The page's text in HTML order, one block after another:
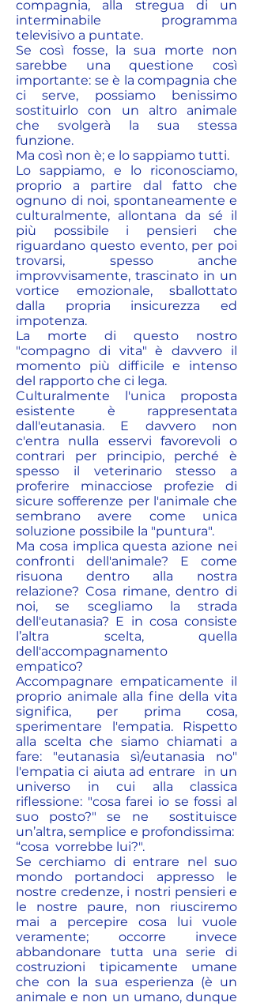
compagnia, alla stregua di un
interminabile programma
televisivo a puntate.
Se così fosse, la sua morte non
sarebbe una questione così
importante: se è la compagnia che
ci serve, possiamo benissimo
sostituirlo con un altro animale
che svolgerà la sua stessa
funzione.
Ma così non è; e lo sappiamo tutti.
Lo sappiamo, e lo riconosciamo,
proprio a partire dal fatto che
ognuno di noi, spontaneamente e
culturalmente, allontana da sé il
più possibile i pensieri che
riguardano questo evento, per poi
trovarsi, spesso anche
improvvisamente, trascinato in un
vortice emozionale, sballottato
dalla propria insicurezza ed
impotenza.
La morte di questo nostro
"compagno di vita" è davvero il
momento più difficile e intenso
del rapporto che ci lega.
Culturalmente l'unica proposta
esistente è rappresentata
dall'eutanasia. E davvero non
c'entra nulla esservi favorevoli o
contrari per principio, perché è
spesso il veterinario stesso a
proferire minacciose profezie di
sicure sofferenze per l'animale che
sembrano avere come unica
soluzione possibile la "puntura".
Ma cosa implica questa azione nei
confronti dell'animale? E come
risuona dentro alla nostra
relazione? Cosa rimane, dentro di
noi, se scegliamo la strada
dell'eutanasia? E in cosa consiste
l’altra scelta, quella
dell'accompagnamento
empatico?
Accompagnare empaticamente il
proprio animale alla fine della vita
significa, per prima cosa,
sperimentare l'empatia. Rispetto
alla scelta che siamo chiamati a
fare: "eutanasia sì/eutanasia no"
l'empatia ci aiuta ad entrare in un
universo in cui alla classica
riflessione: "cosa farei io se fossi al
suo posto?" se ne sostituisce
un’altra, semplice e profondissima:
“cosa vorrebbe lui?".
Se cerchiamo di entrare nel suo
mondo portandoci appresso le
nostre credenze, i nostri pensieri e
le nostre paure, non riusciremo
mai a percepire cosa lui vuole
veramente; occorre invece
abbandonare tutta una serie di
costruzioni tipicamente umane
che con la sua esperienza (è un
animale e non un umano, dunque